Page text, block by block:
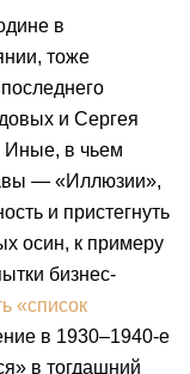
в
тоже
и Сергея
Иные, в чьем
— «Иллюзии»,
и пристегнуть
осин, к примеру
бизнес-
«список
в 1930–1940-е
в тогдашний